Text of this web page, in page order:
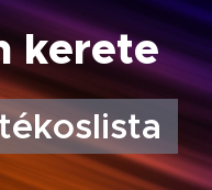
kerete